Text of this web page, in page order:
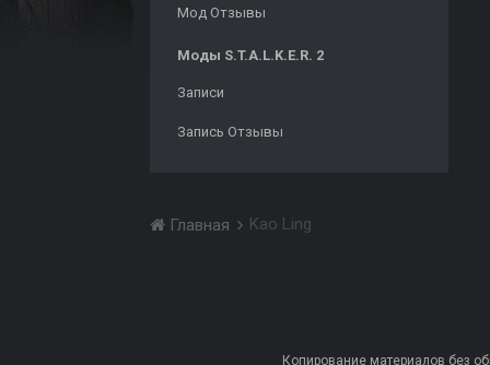
Мод Отзывы
Моды S.T.A.L.K.E.R. 2
Записи
Запись Отзывы
Главная Kao Ling
Копирование материалов без